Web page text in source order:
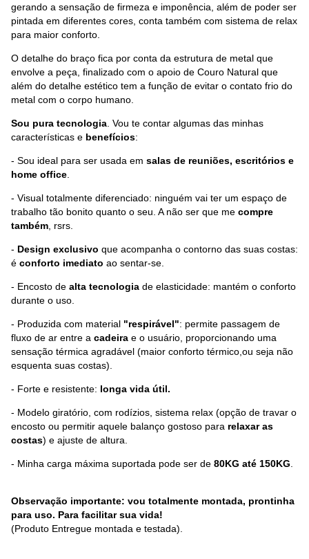
gerando a sensação de firmeza e imponência, além de poder ser
pintada em diferentes cores, conta também com sistema de relax
para maior conforto.
O detalhe do braço fica por conta da estrutura de metal que
envolve a peça, finalizado com o apoio de Couro Natural que
além do detalhe estético tem a função de evitar o contato frio do
metal com o corpo humano.
Sou pura tecnologia . Vou te contar algumas das minhas
características e benefícios:
- Sou ideal para ser usada em salas de reuniões, escritórios e
home office
- Visual totalmente diferenciado: ninguém vai ter um espaço de
trabalho tão bonito quanto o seu. A não ser que me compre
também , rsrs.
- Design exclusivo que acompanha o contorno das suas costas:
é conforto imediato ao sentar-se.
- Encosto de alta tecnologia de elasticidade: mantém o conforto
durante o uso.
- Produzida com material "respirável": permite passagem de
fluxo de ar entre a cadeira e o usuário, proporcionando uma
sensação térmica agradável (maior conforto térmico,ou seja não
esquenta suas costas).
- Forte e resistente: longa vida útil.
- Modelo giratório, com rodízios, sistema relax (opção de travar o
encosto ou permitir aquele balanço gostoso para relaxar as
costas) e ajuste de altura.
- Minha carga máxima suportada pode ser de 80KG até 150KG
Observação importante: vou totalmente montada, prontinha
para uso. Para facilitar sua vida!
(Produto Entregue montada e testada).